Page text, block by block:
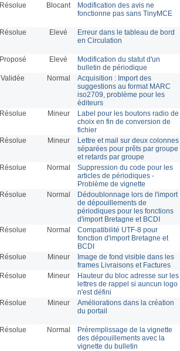
Résolue Blocant
Modification des avis ne
fonctionne pas sans TinyMCE
Résolue Elevé
Erreur dans le tableau de bord
en Circulation
Proposé Elevé
Modification du statut d'un
bulletin de périodique
Validée Normal
Acquisition : Import des
suggestions au format MARC
iso2709, problème pour les
éditeurs
Résolue Mineur
Label pour les boutons radio de
choix en fin de conversion de
fichier
Résolue Mineur
Lettre et mail sur deux colonnes
séparées pour prêts par groupe
et retards par groupe
Résolue Normal
Suppression du code pour les
articles de périodiques -
Problème de vignette
Résolue Normal
Dédoublonnage lors de l'import
de dépouillements de
périodiques pour les fonctions
d'import Bretagne et BCDI
Résolue Normal
Compatibilité UTF-8 pour
fonction d'import Bretagne et
BCDI
Résolue Mineur
Image de fond visible dans les
frames Livraisons et Factures
Résolue Mineur
Hauteur du bloc adresse sur les
lettres de rappel si auncun logo
n'est défini
Résolue Mineur
Améliorations dans la création
du portail
Résolue Normal
Préremplissage de la vignette
des dépouillements avec la
vignette du bulletin